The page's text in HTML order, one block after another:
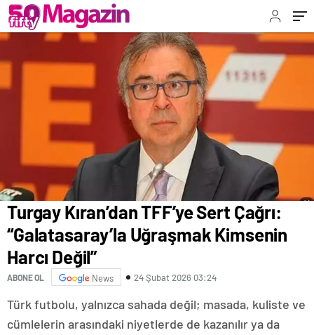
Değil”
Turgay Kıran’dan TFF’ye Sert Çağrı:
“Galatasaray’la Uğraşmak Kimsenin
Harcı Değil”
ABONE OL News 24 Şubat 2026 03:24
Türk futbolu, yalnızca sahada değil; masada, kuliste ve
cümlelerin arasındaki niyetlerde de kazanılır ya da